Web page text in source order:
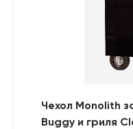
Чехол Monolith
Buggy и гриля